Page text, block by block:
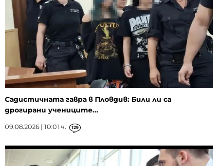
Садистичната гавра в Пловдив: Били ли са
дрогирани учениците...
09.08.2026 | 10:01 ч. 129